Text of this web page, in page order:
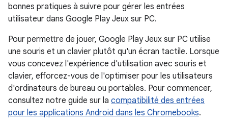
bonnes pratiques à suivre pour gérer les entrées
utilisateur dans Google Play Jeux sur PC.
Pour permettre de jouer, Google Play Jeux sur PC utilise
une souris et un clavier plutôt qu'un écran tactile. Lorsque
vous concevez l'expérience d'utilisation avec souris et
clavier, efforcez-vous de l'optimiser pour les utilisateurs
d'ordinateurs de bureau ou portables. Pour commencer,
consultez notre guide sur la compatibilité des entrées
pour les applications Android dans les Chromebooks.